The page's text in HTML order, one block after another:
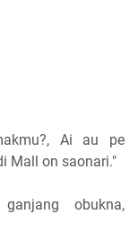
Ai au pe
Mall on saonari."
ganjang obukna,